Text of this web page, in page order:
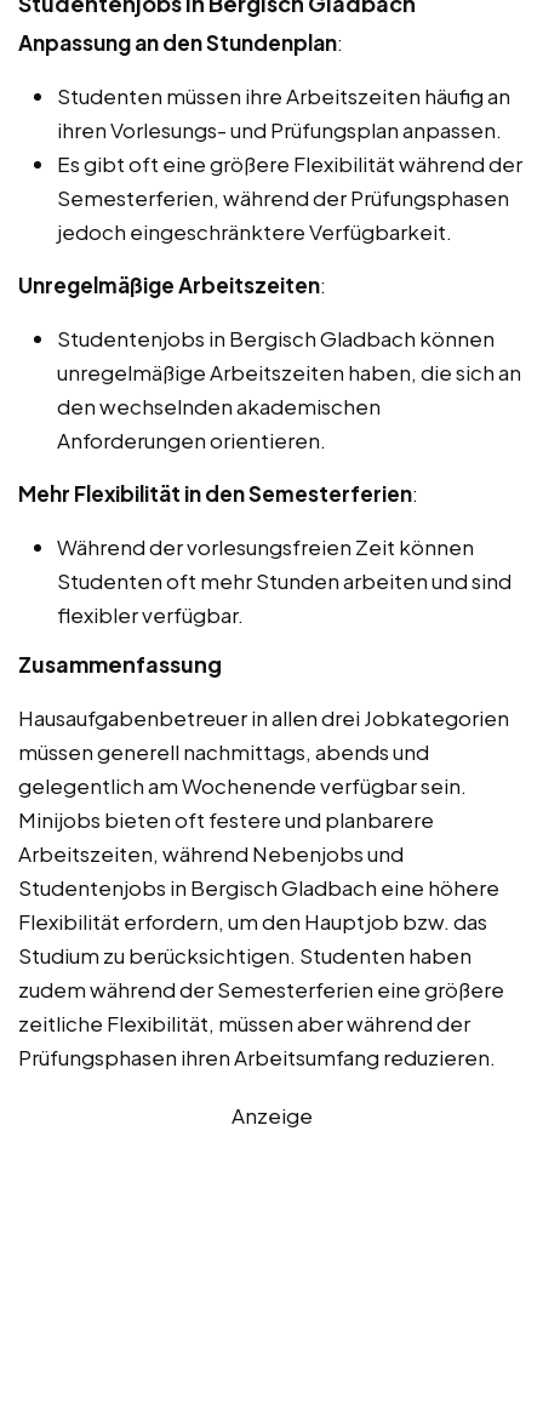
Anpassung an den Stundenplan:
Studenten müssen ihre Arbeitszeiten häufig an
ihren Vorlesungs- und Prüfungsplan anpassen.
Es gibt oft eine größere Flexibilität während der
Semesterferien, während der Prüfungsphasen
jedoch eingeschränktere Verfügbarkeit.
Unregelmäßige Arbeitszeiten:
Studentenjobs in Bergisch Gladbach können
unregelmäßige Arbeitszeiten haben, die sich an
den wechselnden akademischen
Anforderungen orientieren.
Mehr Flexibilität in den Semesterferien:
Während der vorlesungsfreien Zeit können
Studenten oft mehr Stunden arbeiten und sind
flexibler verfügbar.
Zusammenfassung
Hausaufgabenbetreuer in allen drei Jobkategorien
müssen generell nachmittags, abends und
gelegentlich am Wochenende verfügbar sein.
Minijobs bieten oft festere und planbarere
Arbeitszeiten, während Nebenjobs und
Studentenjobs in Bergisch Gladbach eine höhere
Flexibilität erfordern, um den Hauptjob bzw. das
Studium zu berücksichtigen. Studenten haben
zudem während der Semesterferien eine größere
zeitliche Flexibilität, müssen aber während der
Prüfungsphasen ihren Arbeitsumfang reduzieren.
Anzeige